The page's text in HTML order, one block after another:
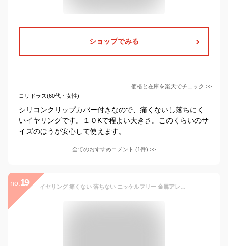
ショップでみる
価格と在庫を楽天でチェック >>
コリドラス(60代・女性)
シリコンクリップカバー付きなので、痛くないし落ちにく
いイヤリングです。１０Kで程よい大きさ。このくらいのサ
イズのほうが安心して使えます。
全てのおすすめコメント (1件) >
no. 19 イヤリング 痛くない 落ちない ニッケルフリー 金属アレルギー 【追跡メール便OK/10-2】 花 フラワー メタル ストーン ゆれる 大きめ おしゃれ かわいい きれいめ カジュアル デート 女子会 ゴールド シルバー ピンクゴールド 春 夏 アクセサリー レディース